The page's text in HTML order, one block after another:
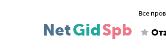
NetGidSpb
Все